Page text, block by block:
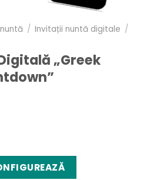
/ Invitații nuntă digitale /
„Greek